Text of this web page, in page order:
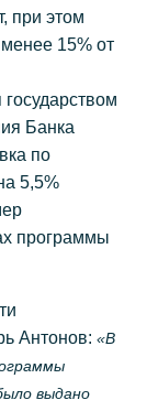
при этом
15% от
Банка
по
5,5%
программы
Антонов: «В
выдано